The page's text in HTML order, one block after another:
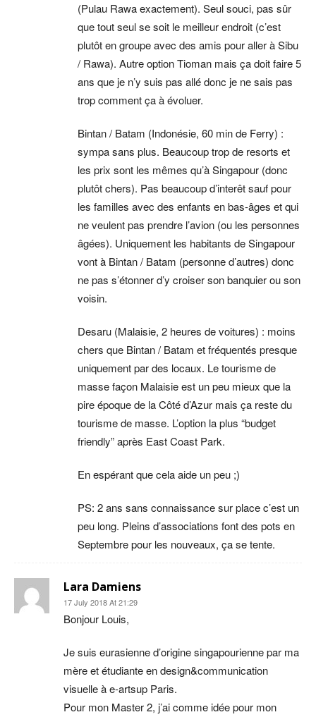
(Pulau Rawa exactement). Seul souci, pas sûr
que tout seul se soit le meilleur endroit (c’est
plutôt en groupe avec des amis pour aller à Sibu
/ Rawa). Autre option Tioman mais ça doit faire 5
ans que je n’y suis pas allé donc je ne sais pas
trop comment ça à évoluer.
Bintan / Batam (Indonésie, 60 min de Ferry) :
sympa sans plus. Beaucoup trop de resorts et
les prix sont les mêmes qu’à Singapour (donc
plutôt chers). Pas beaucoup d’interêt sauf pour
les familles avec des enfants en bas-âges et qui
ne veulent pas prendre l’avion (ou les personnes
âgées). Uniquement les habitants de Singapour
vont à Bintan / Batam (personne d’autres) donc
ne pas s’étonner d’y croiser son banquier ou son
voisin.
Desaru (Malaisie, 2 heures de voitures) : moins
chers que Bintan / Batam et fréquentés presque
uniquement par des locaux. Le tourisme de
masse façon Malaisie est un peu mieux que la
pire époque de la Côté d’Azur mais ça reste du
tourisme de masse. L’option la plus “budget
friendly” après East Coast Park.
En espérant que cela aide un peu ;)
PS: 2 ans sans connaissance sur place c’est un
peu long. Pleins d’associations font des pots en
Septembre pour les nouveaux, ça se tente.
Lara Damiens
17 July 2018 At 21:29
Bonjour Louis,
Je suis eurasienne d’origine singapourienne par ma
mère et étudiante en design&communication
visuelle à e-artsup Paris.
Pour mon Master 2, j’ai comme idée pour mon